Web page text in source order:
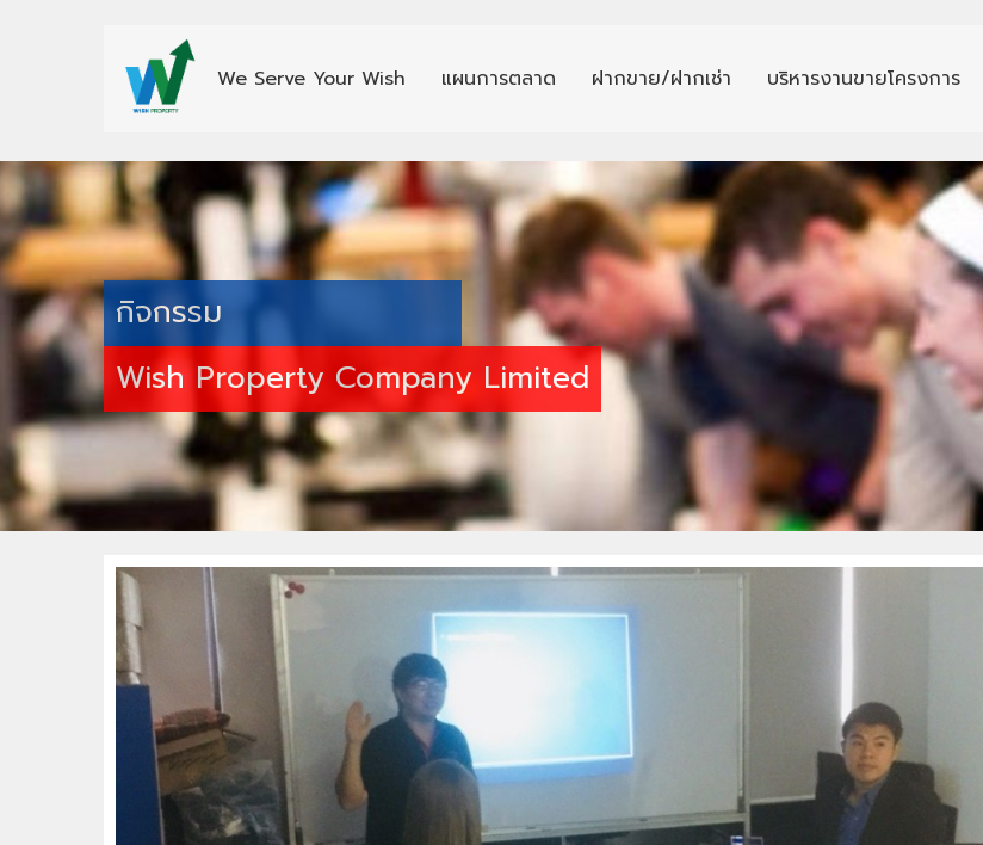
We Serve Your Wish แผนการตลาด ฝากขาย/ฝากเช่า บริหารงานขายโครงการ
กิจกรรม
Wish Property Company Limited